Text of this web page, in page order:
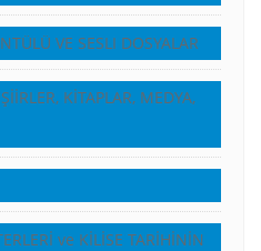
VE SESLI DOSYALAR
KİTAPLAR, MEDYA,
ve KİLİSE TARİHİNİN